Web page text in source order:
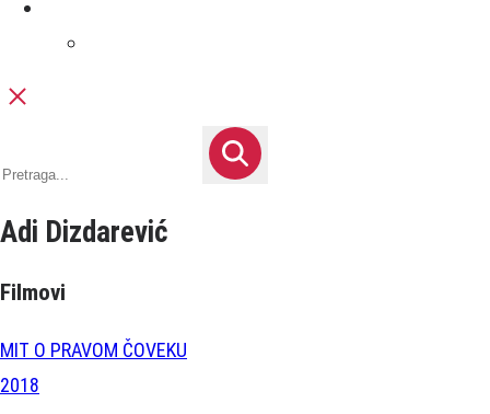
Adi Dizdarević
Filmovi
MIT O PRAVOM ČOVEKU
2018